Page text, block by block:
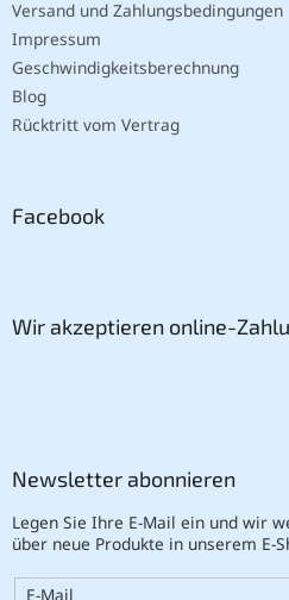
Versand und Zahlungsbedingungen
Impressum
Geschwindigkeitsberechnung
Blog
Rücktritt vom Vertrag
Facebook
Wir akzeptieren online-
Newsletter abonnieren
Legen Sie Ihre E-Mail ein und wir
über neue Produkte in unserem E-
E-Mail